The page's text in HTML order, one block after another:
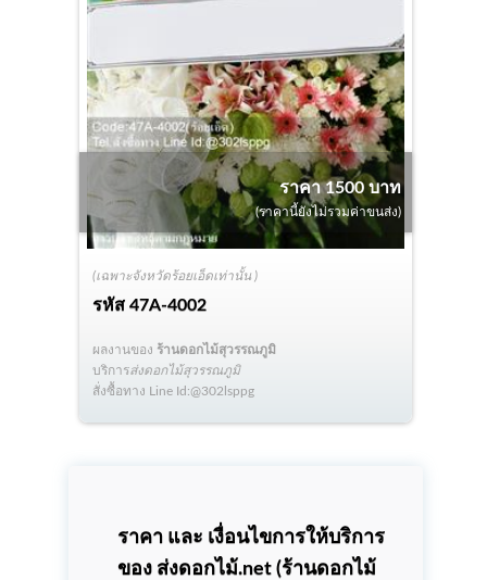
(เฉพาะจังหวัดร้อยเอ็ดเท่านั้น )
รหัส47A-4002
ราคา 1500 บาท
(ราคานี้ยังไม่รวมค่าขนส่ง)
ผลงานของ ร้านดอกไม้สุวรรณภูมิ
บริการส่งดอกไม้สุวรรณภูมิ
สั่งซื้อทาง Line Id:@302lsppg
ราคา และ เงื่อนไขการให้บริการ
ของ ส่งดอกไม้.net (ร้านดอกไม้